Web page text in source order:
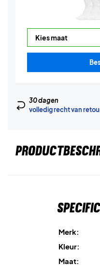
30 dagen
volledig recht van
Merk:
Kleur:
Maat: